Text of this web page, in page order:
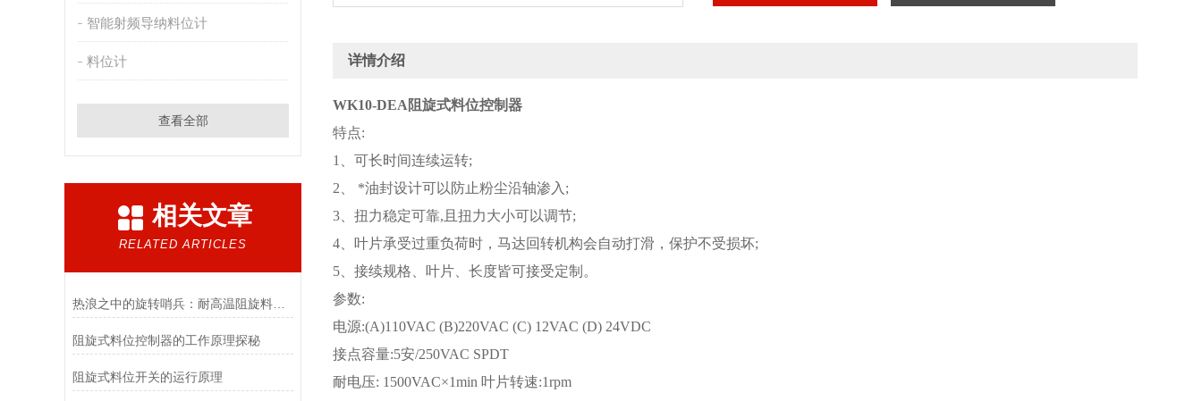
智能射频导纳料位计
料位计
查看全部
相关文章
RELATED ARTICLES
热浪之中的旋转哨兵：耐高温阻旋料位开关在料仓中的阻矩传感与隔绝逻辑
阻旋式料位控制器的工作原理探秘
阻旋式料位开关的运行原理
详情介绍
WK10-DEA阻旋式料位控制器
特点:
1、可长时间连续运转;
2、 *油封设计可以防止粉尘沿轴渗入;
3、扭力稳定可靠,且扭力大小可以调节;
4、叶片承受过重负荷时，马达回转机构会自动打滑，保护不受损坏;
5、接续规格、叶片、长度皆可接受定制。
参数:
电源:(A)110VAC (B)220VAC (C) 12VAC (D) 24VDC
接点容量:5安/250VAC SPDT
耐电压: 1500VAC×1min 叶片转速:1rpm